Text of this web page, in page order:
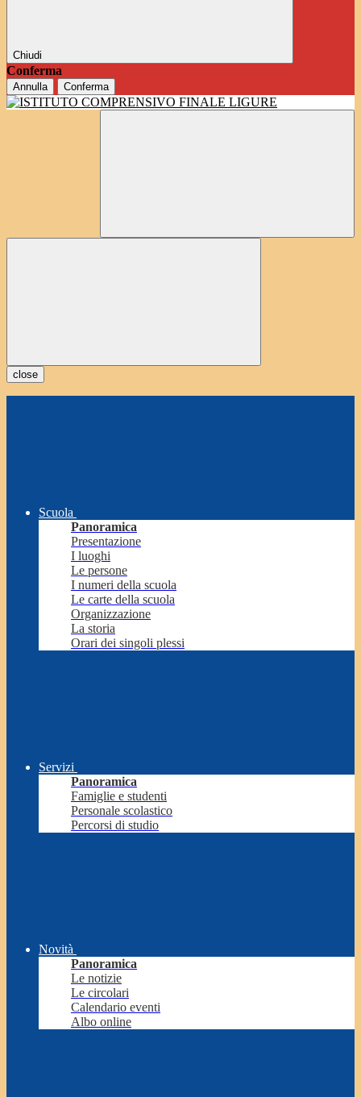
Chiudi
Conferma
Annulla Conferma
close
Scuola
Panoramica
Presentazione
I luoghi
Le persone
I numeri della scuola
Le carte della scuola
Organizzazione
La storia
Orari dei singoli plessi
Servizi
Panoramica
Famiglie e studenti
Personale scolastico
Percorsi di studio
Novità
Panoramica
Le notizie
Le circolari
Calendario eventi
Albo online